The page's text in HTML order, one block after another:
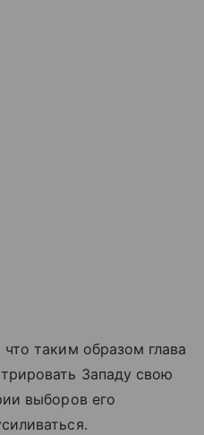
таким образом глава
Западу свою
выборов его